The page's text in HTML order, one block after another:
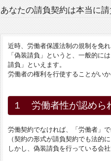
あなたの請負契約は本当に
近時、労働者保護法制の規制を免
「偽装請負」というと、一般的に
請負」といえます。
労働者の権利を行使することがい
１ 労働者性が認めら
労働契約でなければ、「労働者」
（契約の形式が請負契約でも法的
しかし、偽装請負を行っている会